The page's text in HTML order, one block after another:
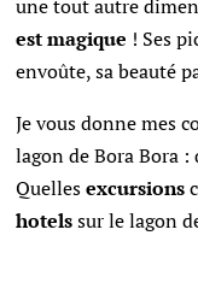
une tout autre
est magique ! Ses
envoûte, sa beauté
Je vous donne mes
lagon de Bora Bora
Quellesexcursions
hotelssur le lagon